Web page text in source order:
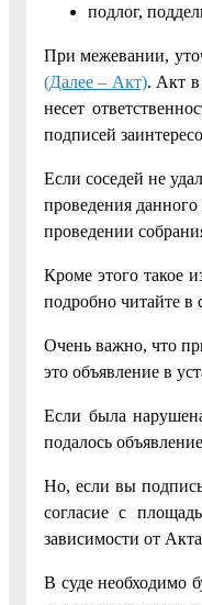
подлог,
При межевании,
(Далее – Акт). Акт в
несет
подписей
Если соседей не
проведения
проведении
Кроме этого такое
подробно читайте в
Очень важно, что
это объявление в
Если была
подалось
Но, если вы
согласие с
зависимости от
В суде необходимо